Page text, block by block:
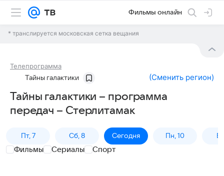
Фильмы онлайн
* транслируется московская сетка вещания
Телепрограмма
Тайны галактики (Сменить регион)
Тайны галактики – программа
передач – Стерлитамак
Пт, 7 Сб, 8 Сегодня Пн, 10
Фильмы Сериалы Спорт